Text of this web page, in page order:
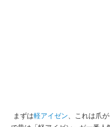
まずは軽アイゼン、これは爪